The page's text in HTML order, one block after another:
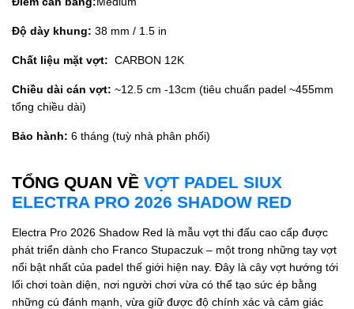
Độ dày khung: 38 mm / 1.5 in
Chất liệu mặt vợt: CARBON 12K
Chiều dài cán vợt: ~12.5 cm -13cm (tiêu chuẩn padel ~455mm
tổng chiều dài)
Bảo hành: 6 tháng (tuỳ nhà phân phối)
TỔNG QUAN VỀ VỢT PADEL SIUX
ELECTRA PRO 2026 SHADOW RED
Electra Pro 2026 Shadow Red là mẫu vợt thi đấu cao cấp được
phát triển dành cho Franco Stupaczuk – một trong những tay vợt
nổi bật nhất của padel thế giới hiện nay. Đây là cây vợt hướng tới
lối chơi toàn diện, nơi người chơi vừa có thể tạo sức ép bằng
những cú đánh mạnh, vừa giữ được độ chính xác và cảm giác